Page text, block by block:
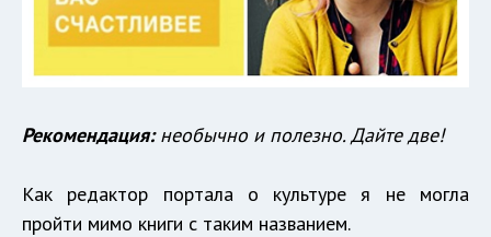
Рекомендация:необычно и полезно. Дайте две!
Как редактор портала о культуре я не могла
пройти мимо книги с таким названием.